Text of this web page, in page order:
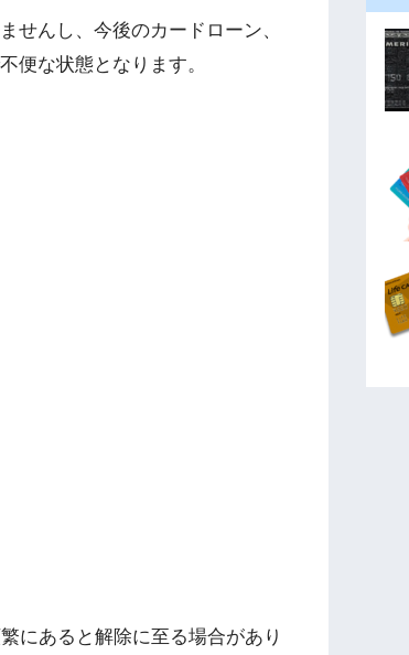
せんし、今後のカードローン、
便な状態となります。
にあると解除に至る場合があり